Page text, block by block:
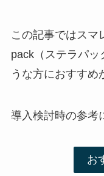
この記事ではスマ
pack（ステラパッ
うな方におすすめ
導入検討時の参考
お